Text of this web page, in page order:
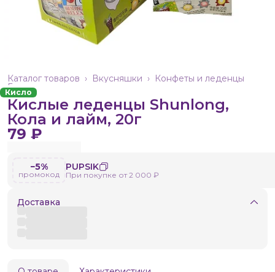
Конфеты и леденцы
Вкусняшки ›
Каталог товаров ›
Главная
Кисло
Кислые леденцы Shunlong,
Кола и лайм, 20г
79 ₽
−5%
промокод
PUPSIK
При покупке от 2 000 ₽
Доставка